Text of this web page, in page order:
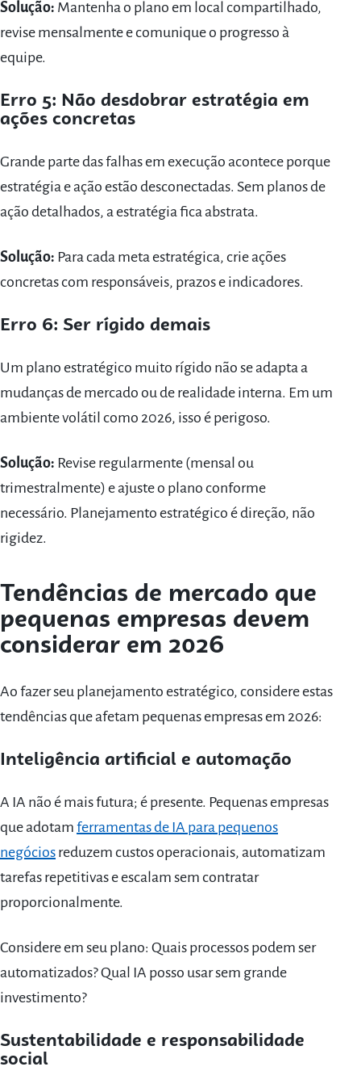
Solução: Mantenha o plano em local compartilhado,
revise mensalmente e comunique o progresso à
equipe.
Erro 5: Não desdobrar estratégia em
ações concretas
Grande parte das falhas em execução acontece porque
estratégia e ação estão desconectadas. Sem planos de
ação detalhados, a estratégia fica abstrata.
Solução: Para cada meta estratégica, crie ações
concretas com responsáveis, prazos e indicadores.
Erro 6: Ser rígido demais
Um plano estratégico muito rígido não se adapta a
mudanças de mercado ou de realidade interna. Em um
ambiente volátil como 2026, isso é perigoso.
Solução: Revise regularmente (mensal ou
trimestralmente) e ajuste o plano conforme
necessário. Planejamento estratégico é direção, não
rigidez.
Tendências de mercado que
pequenas empresas devem
considerar em 2026
Ao fazer seu planejamento estratégico, considere estas
tendências que afetam pequenas empresas em 2026:
Inteligência artificial e automação
A IA não é mais futura; é presente. Pequenas empresas
que adotam ferramentas de IA para pequenos
negócios reduzem custos operacionais, automatizam
tarefas repetitivas e escalam sem contratar
proporcionalmente.
Considere em seu plano: Quais processos podem ser
automatizados? Qual IA posso usar sem grande
investimento?
Sustentabilidade e responsabilidade
social